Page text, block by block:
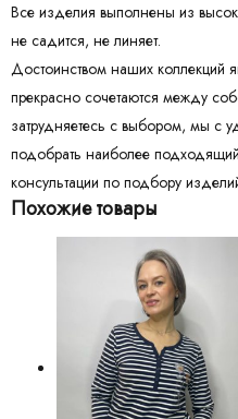
Все изделия выполнены из
не садится, не линяет.
Достоинством наших коллекций
прекрасно сочетаются между
затрудняетесь с выбором, мы с
подобрать наиболее
консультации по подбору
Похожие товары